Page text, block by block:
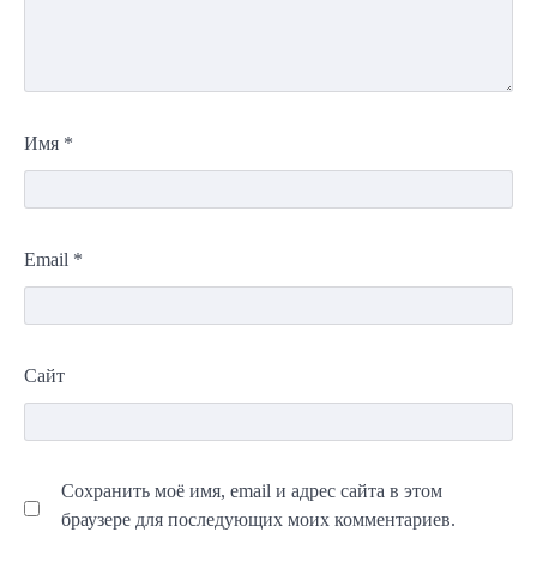
Имя *
Email *
Сайт
Сохранить моё имя, email и адрес сайта в этом
браузере для последующих моих комментариев.